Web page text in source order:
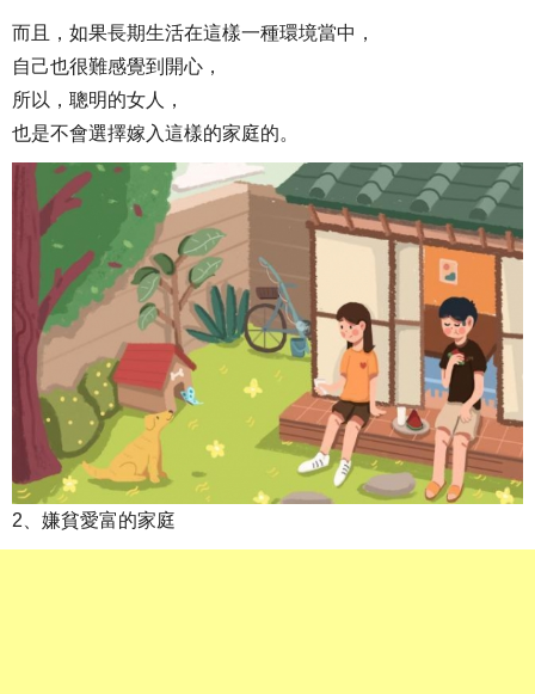
而且，如果長期生活在這樣一種環境當中，
自己也很難感覺到開心，
所以，聰明的女人，
也是不會選擇嫁入這樣的家庭的。
2、嫌貧愛富的家庭